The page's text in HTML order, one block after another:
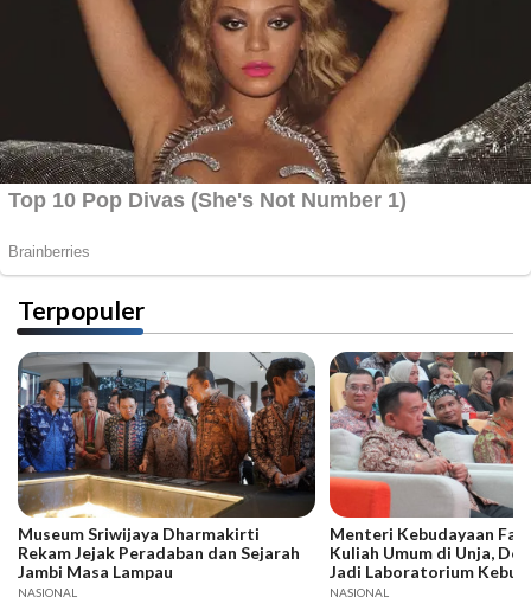
Terpopuler
Museum Sriwijaya Dharmakirti
Rekam Jejak Peradaban dan Sejarah
Jambi Masa Lampau
NASIONAL
Menteri Kebudayaan
Kuliah Umum di Unja,
Jadi Laboratorium
NASIONAL